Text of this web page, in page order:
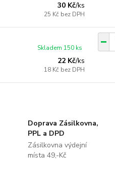
30 Kč/ks
25 Kč bez DPH
22 Kč/ks
18 Kč bez DPH
Skladem 150 ks
Doprava Zásilkovna,
PPL a DPD
Zásilkovna výdejní
místa 49,-Kč